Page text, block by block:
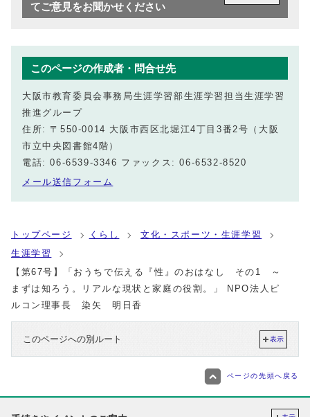
てご意見をお聞かせください
このページの作成者・問合せ先
大阪市教育委員会事務局生涯学習部生涯学習担当生涯学習
推進グループ
住所: 〒550-0014 大阪市西区北堀江4丁目3番2号（大阪
市立中央図書館4階）
電話: 06-6539-3346 ファックス: 06-6532-8520
メール送信フォーム
トップページ くらし
文化・スポーツ・生涯学習
生涯学習
【第67号】「おうちで伝える『性』のおはなし その1 ～
まずは知ろう。リアルな現状と家庭の役割。」 NPO法人ピ
ルコン理事長 染矢 明日香
このページへの別ルート 表示
ページの先頭へ戻る